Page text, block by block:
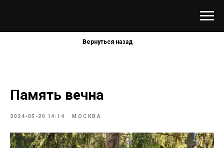
Вернуться назад
Память вечна
2024-05-20 14:14 МОСКВА